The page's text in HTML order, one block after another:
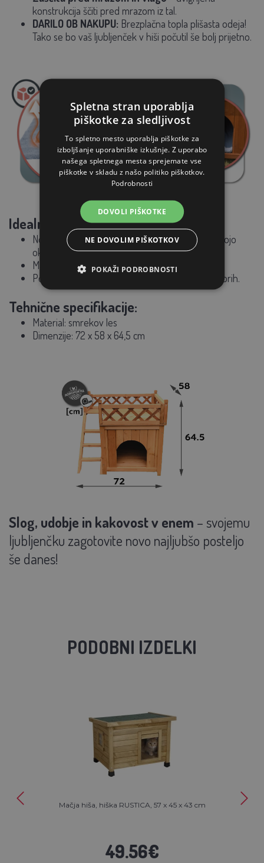
konstrukcija ščiti pred mrazom iz tal.
DARILO OB NAKUPU: Brezplačna topla plišasta odeja!
Tako se bo vaš ljubljenček v hiši počutil še bolj prijetno.
Idealno za:
Notranje in zunanje mačke, ki rade opazujejo svojo
okolico.
Manjši psi, zajci ali drugi manjši hišni ljubljenčki.
Postavitev na vrtu, balkonu ali v notranjih prostorih.
Tehnične specifikacije:
Material: smrekov les
Dimenzije: 72 x 58 x 64,5 cm
Slog, udobje in kakovost v enem – svojemu
ljubljenčku zagotovite novo najljubšo posteljo
še danes!
PODOBNI IZDELKI
Mačja hiša, hiška RUSTICA, 57 x 45 x 43 cm
49.56€
Spletna stran uporablja
piškotke za sledljivost
To spletno mesto uporablja piškotke za
izboljšanje uporabniške izkušnje. Z uporabo
našega spletnega mesta sprejemate vse
piškotke v skladu z našo politiko piškotkov.
Podrobnosti
DOVOLI PIŠKOTKE
NE DOVOLIM PIŠKOTKOV
POKAŽI PODROBNOSTI